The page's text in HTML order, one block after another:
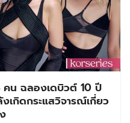
คน ฉลองเดบิวต์ 10 ปี
เกิดกระแสวิจารณ์เกี่ยว